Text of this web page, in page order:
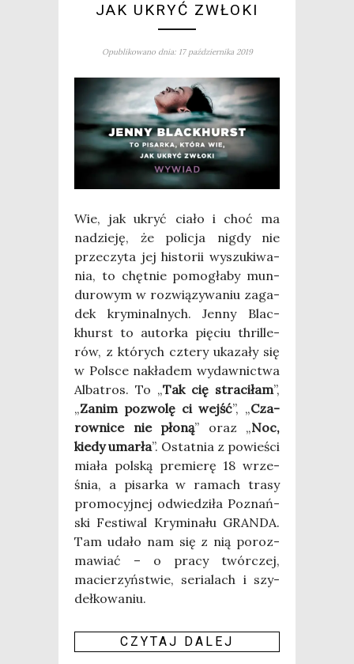
JAK UKRYĆ ZWŁOKI
Opublikowano dnia: 17 października 2019
Wie, jak ukryć cia­ło i choć ma
nadzie­ję, że poli­cja nigdy nie
prze­czy­ta jej histo­rii wyszu­ki­wa­
nia, to chęt­nie pomo­gła­by mun­
du­ro­wym w roz­wią­zy­wa­niu zaga­
dek kry­mi­nal­nych. Jen­ny Blac­
khurst to autor­ka pię­ciu thril­le­
rów, z któ­rych czte­ry uka­za­ły się
w Pol­sce nakła­dem wydaw­nic­twa
Alba­tros. To „Tak cię stra­ci­łam”,
„Zanim pozwo­lę ci wejść”, „Cza­
row­ni­ce nie pło­ną” oraz „Noc,
kie­dy umar­ła”. Ostat­nia z powie­ści
mia­ła pol­ską pre­mie­rę 18 wrze­
śnia, a pisar­ka w ramach tra­sy
pro­mo­cyj­nej odwie­dzi­ła Poznań­
ski Festi­wal Kry­mi­na­łu GRANDA.
Tam uda­ło nam się z nią poroz­
ma­wiać – o pra­cy twór­czej,
macie­rzyń­stwie, seria­lach i szy­
deł­ko­wa­niu.
CZY­TAJ DALEJ